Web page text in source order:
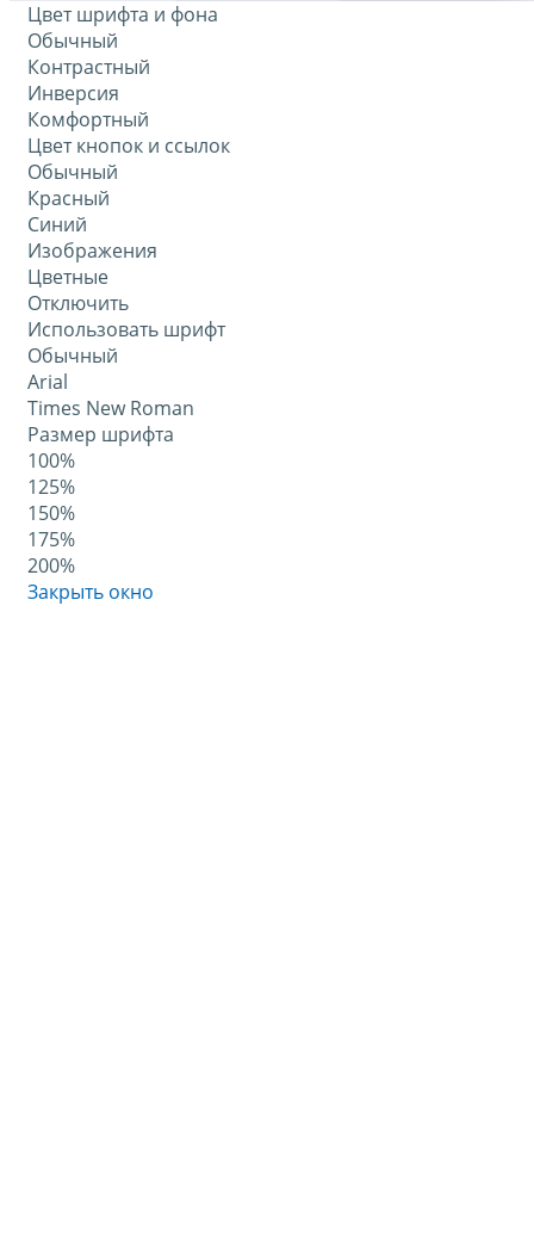
Цвет шрифта и фона
Обычный
Контрастный
Инверсия
Комфортный
Цвет кнопок и ссылок
Обычный
Красный
Синий
Изображения
Цветные
Отключить
Использовать шрифт
Обычный
Arial
Times New Roman
Размер шрифта
100%
125%
150%
175%
200%
Закрыть окно